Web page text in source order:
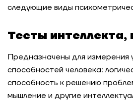
следующие виды
Тесты интеллекта,
Предназначены для измерения
способностей человека:
способность к решению
мышление и другие